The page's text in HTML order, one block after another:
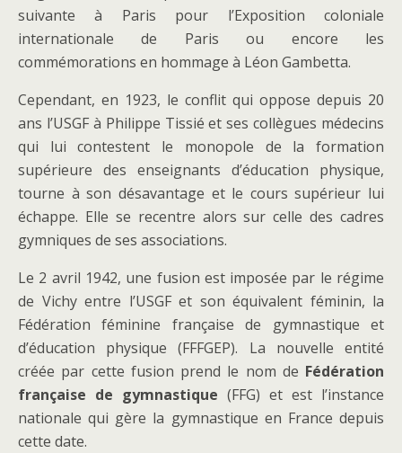
suivante à Paris pour l’Exposition coloniale
internationale de Paris ou encore les
commémorations en hommage à Léon Gambetta.
Cependant, en 1923, le conflit qui oppose depuis 20
ans l’USGF à Philippe Tissié et ses collègues médecins
qui lui contestent le monopole de la formation
supérieure des enseignants d’éducation physique,
tourne à son désavantage et le cours supérieur lui
échappe. Elle se recentre alors sur celle des cadres
gymniques de ses associations.
Le 2 avril 1942, une fusion est imposée par le régime
de Vichy entre l’USGF et son équivalent féminin, la
Fédération féminine française de gymnastique et
d’éducation physique (FFFGEP). La nouvelle entité
créée par cette fusion prend le nom de Fédération
française de gymnastique (FFG) et est l’instance
nationale qui gère la gymnastique en France depuis
cette date.